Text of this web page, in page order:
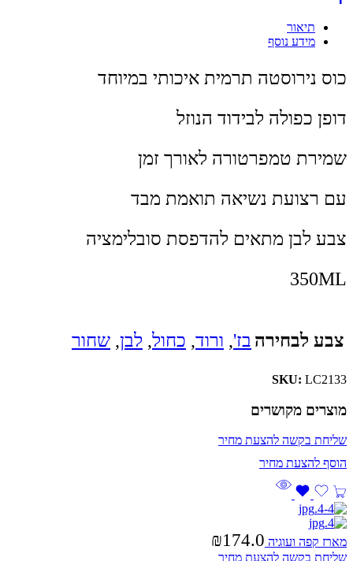
תיאור
מידע נוסף
כוס נירוסטה תרמית איכותי במיוחד
דופן כפולה לבידוד הנוזל
שמירת טמפרטורה לאורך זמן
עם רצועת נשיאה תואמת מבד
צבע לבן מתאים להדפסת סובלימציה
350ML
צבע לבחירה בז', ורוד, כחול, לבן, שחור
SKU: LC2133
מוצרים מקושרים
שליחת בקשה להצעת מחיר
מארז קפה ועוגיה ₪174.0
שליחת בקשה להצעת מחיר